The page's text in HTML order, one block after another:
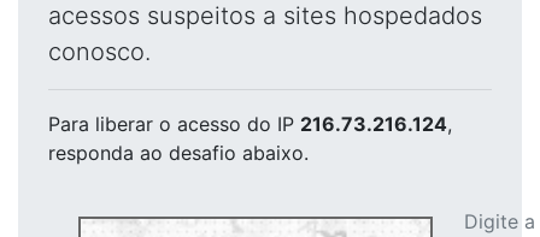
acessos suspeitos a sites hospedados
conosco.
Para liberar o acesso do IP 216.73.216.124,
responda ao desafio abaixo.
Digite